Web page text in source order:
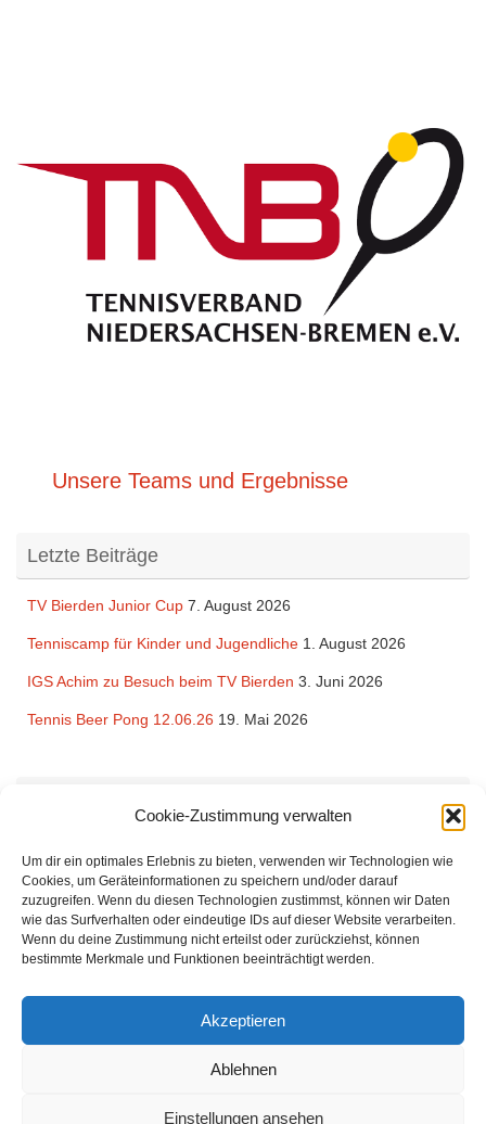
Cookie-Zustimmung verwalten
Um dir ein optimales Erlebnis zu bieten, verwenden wir Technologien wie
Cookies, um Geräteinformationen zu speichern und/oder darauf
zuzugreifen. Wenn du diesen Technologien zustimmst, können wir Daten
wie das Surfverhalten oder eindeutige IDs auf dieser Website verarbeiten.
Wenn du deine Zustimmung nicht erteilst oder zurückziehst, können
bestimmte Merkmale und Funktionen beeinträchtigt werden.
Akzeptieren
Ablehnen
Einstellungen ansehen
Unsere Teams und Ergebnisse
Letzte Beiträge
TV Bierden Junior Cup 7. August 2026
Tenniscamp für Kinder und Jugendliche 1. August 2026
IGS Achim zu Besuch beim TV Bierden 3. Juni 2026
Tennis Beer Pong 12.06.26 19. Mai 2026
e.V.
Familien und Einzelmitglieder. Unsere Mitglieder kommen aus Achim, Oyten,